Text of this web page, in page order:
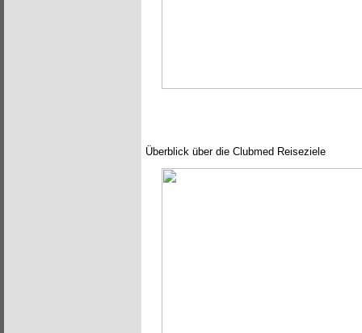
Überblick über die Clubmed Reiseziele